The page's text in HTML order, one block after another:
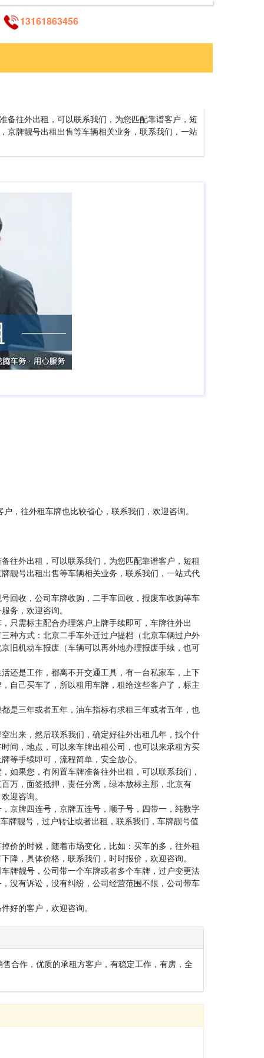
13161863456
备往外出租，可以联系我们，为您匹配靠谱客户，短
京牌靓号出租出售等车辆相关业务，联系我们，一站
，往外租车牌也比较省心，联系我们，欢迎咨询。
往外出租，可以联系我们，为您匹配靠谱客户，短租
靓号出租出售等车辆相关业务，联系我们，一站式代
回收，公司车牌收购，二手车回收，报废车收购等车
务，欢迎咨询。
只需标主配合办理落户上牌手续即可，车牌往外出
种方式：北京二手车外迁过户提档（北京车辆过户外
旧机动车报废（车辆可以再外地办理报废手续，也可
还是工作，都离不开交通工具，有一台私家车，上下
自己买车了，所以租用车牌，租给这些客户了，标主
是三年或者五年，油车指标有求租三年或者五年，也
出来，然后联系我们，确定好往外出租几年，找个什
间，地点，可以来车牌出租公司，也可以来承租方买
等手续即可，流程简单，安全放心。
如果您，有闲置车牌准备往外出租，可以联系我们，
万，面签抵押，责任分离，绿本放标主那，北京有
迎咨询。
京牌四连号，京牌五连号，顺子号，四带一，纯数字
牌靓号，过户转让或者出租，联系我们，车牌靓号值
价的时候，随着市场变化，比如：买车的多，往外租
降，具体价格，联系我们，时时报价，欢迎咨询。
牌靓号，公司带一个车牌或者多个车牌，过户变更法
没有诉讼，没有纠纷，公司经营范围不限，公司带车
好的客户，欢迎咨询。
合作，优质的承租方客户，有稳定工作，有房，全